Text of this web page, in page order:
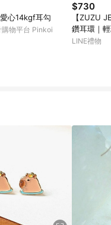
心14kgf耳勾
物平台 Pinkoi
$730
【ZUZU
鑽耳環｜
禮物
LINE禮物